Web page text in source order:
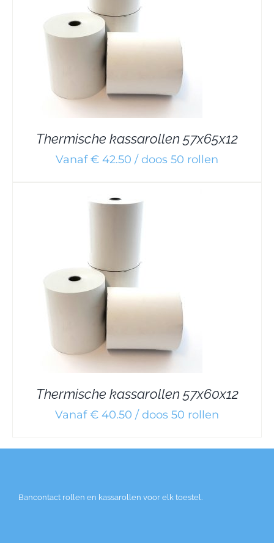
Thermische kassarollen 57x65x12
Vanaf € 42.50 / doos 50 rollen
Thermische kassarollen 57x60x12
Vanaf € 40.50 / doos 50 rollen
Bancontact rollen en kassarollen voor elk toestel.